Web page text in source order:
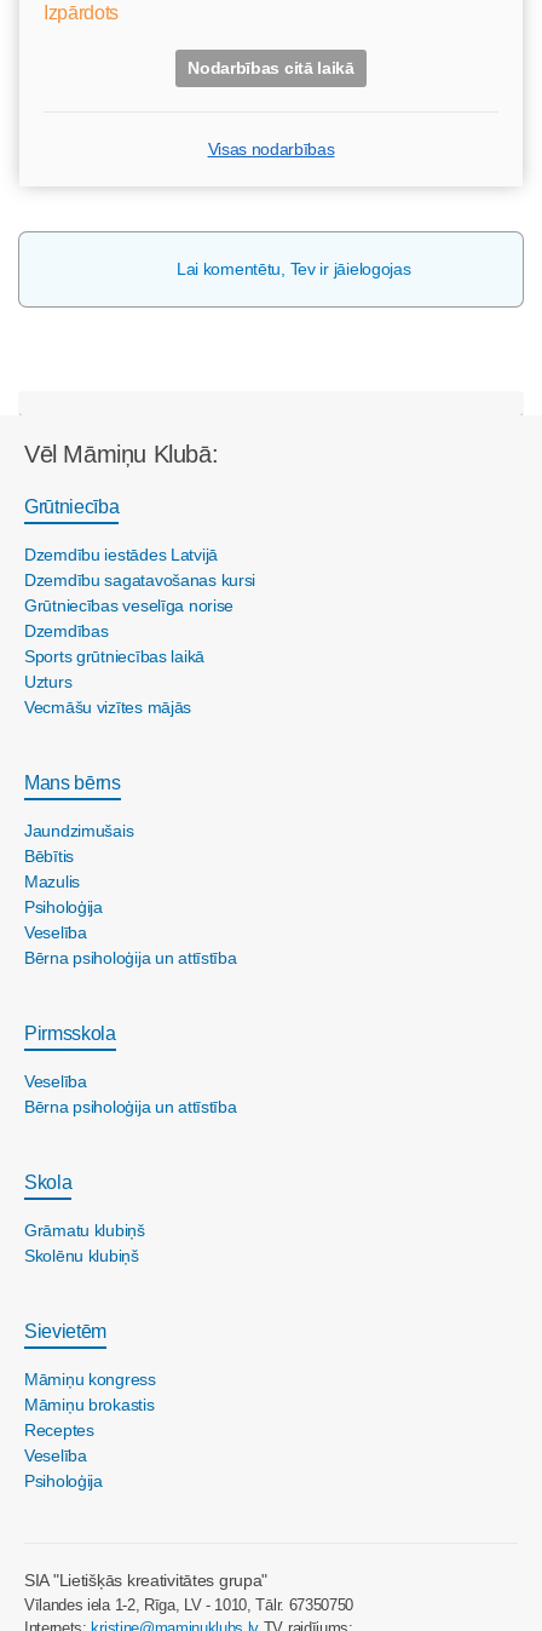
Izpārdots
Nodarbības citā laikā
Visas nodarbības
Lai komentētu, Tev ir jāielogojas
Vēl Māmiņu Klubā:
Grūtniecība
Dzemdību iestādes Latvijā
Dzemdību sagatavošanas kursi
Grūtniecības veselīga norise
Dzemdības
Sports grūtniecības laikā
Uzturs
Vecmāšu vizītes mājās
Mans bērns
Jaundzimušais
Bēbītis
Mazulis
Psiholoģija
Veselība
Bērna psiholoģija un attīstība
Pirmsskola
Veselība
Bērna psiholoģija un attīstība
Skola
Grāmatu klubiņš
Skolēnu klubiņš
Sievietēm
Māmiņu kongress
Māmiņu brokastis
Receptes
Veselība
Psiholoģija
SIA "Lietišķās kreativitātes grupa"
Vīlandes iela 1-2, Rīga, LV - 1010, Tālr. 67350750
Internets:kristine@maminuklubs.lv TV raidījums: